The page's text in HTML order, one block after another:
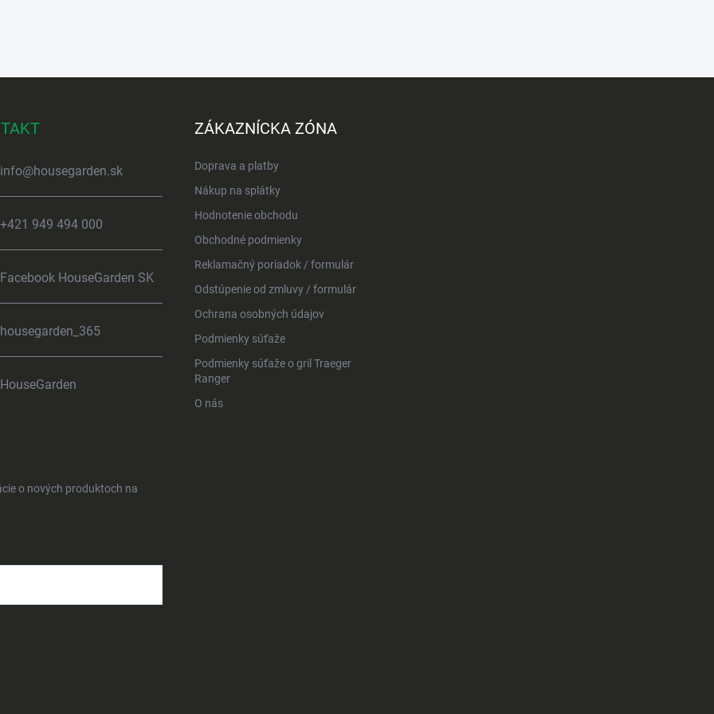
info@housegarden.sk
+421 949 494 000
Facebook HouseGarden SK
housegarden_365
HouseGarden
ZÁKAZNÍCKA ZÓNA
Doprava a platby
Nákup na splátky
Hodnotenie obchodu
Obchodné podmienky
Reklamačný poriadok / formulár
Odstúpenie od zmluvy / formulár
Ochrana osobných údajov
Podmienky súťaže
Podmienky súťaže o gril Traeger
Ranger
O nás
o nových produktoch na